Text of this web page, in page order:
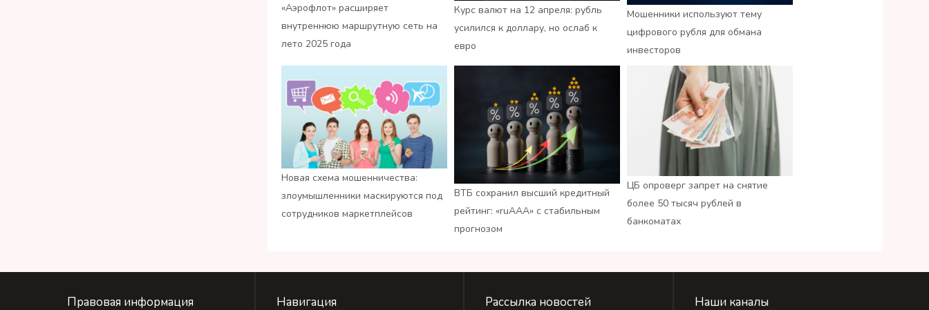
«Аэрофлот» расширяет
внутреннюю маршрутную сеть на
лето 2025 года
Курс валют на 12 апреля: рубль
усилился к доллару, но ослаб к
евро
Мошенники используют тему
цифрового рубля для обмана
инвесторов
Новая схема мошенничества:
злоумышленники маскируются под
сотрудников маркетплейсов
ВТБ сохранил высший кредитный
рейтинг: «ruАAA» с стабильным
прогнозом
ЦБ опроверг запрет на снятие
более 50 тысяч рублей в
банкоматах
Правовая информация Навигация Рассылка новостей Наши каналы